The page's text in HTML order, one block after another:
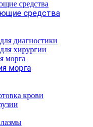
средства
диагностики
хирургии
морга
крови